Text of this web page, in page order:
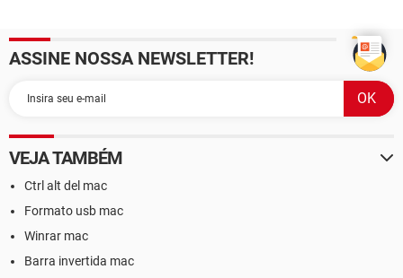
ASSINE NOSSA NEWSLETTER!
VEJA TAMBÉM
Ctrl alt del mac
Formato usb mac
Winrar mac
Barra invertida mac